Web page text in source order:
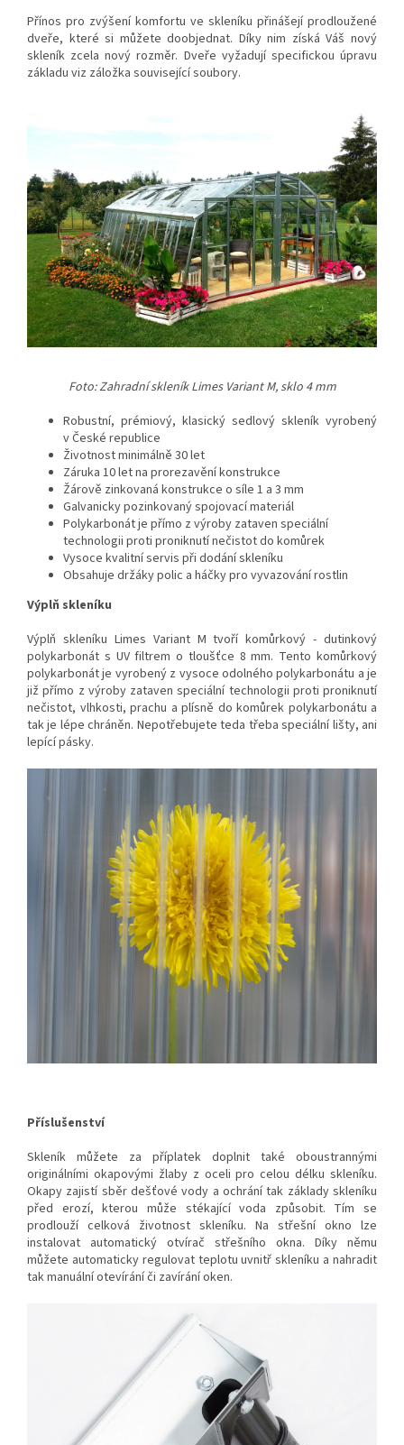
Přínos pro zvýšení komfortu ve skleníku přinášejí prodloužené
dveře, které si můžete doobjednat. Díky nim získá Váš nový
skleník zcela nový rozměr. Dveře vyžadují specifickou úpravu
základu viz záložka související soubory.
Foto: Zahradní skleník Limes Variant M, sklo 4 mm
Robustní, prémiový, klasický sedlový skleník vyrobený
v České republice
Životnost minimálně 30 let
Záruka 10 let na prorezavění konstrukce
Žárově zinkovaná konstrukce o síle 1 a 3 mm
Galvanicky pozinkovaný spojovací materiál
Polykarbonát je přímo z výroby zataven speciální
technologii proti proniknutí nečistot do komůrek
Vysoce kvalitní servis při dodání skleníku
Obsahuje držáky polic a háčky pro vyvazování rostlin
Výplň skleníku
Výplň skleníku Limes Variant M tvoří komůrkový - dutinkový
polykarbonát s UV filtrem o tloušťce 8 mm. Tento komůrkový
polykarbonát je vyrobený z vysoce odolného polykarbonátu a je
již přímo z výroby zataven speciální technologii proti proniknutí
nečistot, vlhkosti, prachu a plísně do komůrek polykarbonátu a
tak je lépe chráněn. Nepotřebujete teda třeba speciální lišty, ani
lepící pásky.
Příslušenství
Skleník můžete za příplatek doplnit také oboustrannými
originálními okapovými žlaby z oceli pro celou délku skleníku.
Okapy zajistí sběr dešťové vody a ochrání tak základy skleníku
před erozí, kterou může stékající voda způsobit. Tím se
prodlouží celková životnost skleníku. Na střešní okno lze
instalovat automatický otvírač střešního okna. Díky němu
můžete automaticky regulovat teplotu uvnitř skleníku a nahradit
tak manuální otevírání či zavírání oken.